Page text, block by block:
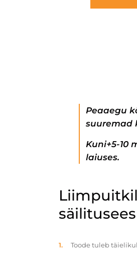
Peaaegu
suuremad
Kuni+5-10
laiuses.
Toode tuleb